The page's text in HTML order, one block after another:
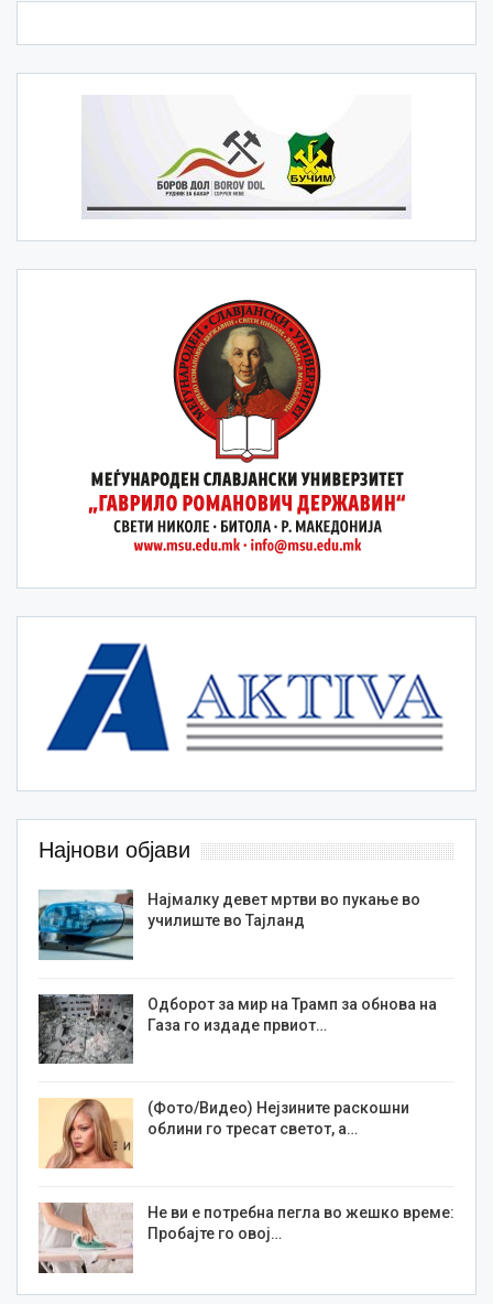
Најнови објави
Најмалку девет мртви во пукање во
училиште во Тајланд
Одборот за мир на Трамп за обнова на
Газа го издаде првиот…
(Фото/Видео) Нејзините раскошни
облини го тресат светот, а…
Не ви е потребна пегла во жешко време:
Пробајте го овој…